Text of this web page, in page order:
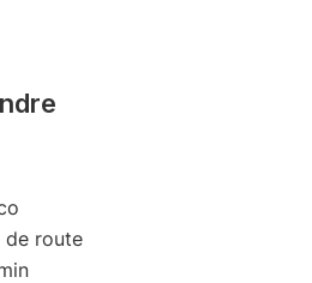
de route